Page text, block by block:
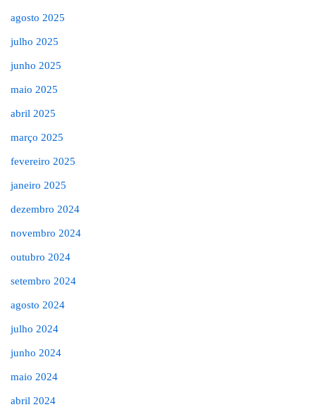
agosto 2025
julho 2025
junho 2025
maio 2025
abril 2025
março 2025
fevereiro 2025
janeiro 2025
dezembro 2024
novembro 2024
outubro 2024
setembro 2024
agosto 2024
julho 2024
junho 2024
maio 2024
abril 2024